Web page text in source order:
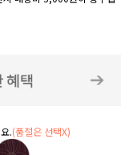
.(품절은 선택X)